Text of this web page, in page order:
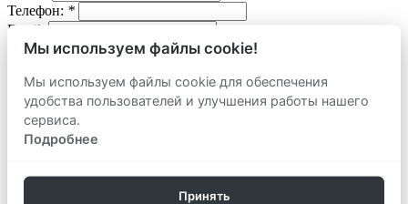
Телефон: *
Email:
Я согласен наобработку персональных данных
Отправить
Оставить заявку
продать
Вид объекта:
Мы используем файлы cookie!
Мы используем файлы cookie для обеспечения
удобства пользователей и улучшения работы нашего
сервиса.
Подробнее
Принять